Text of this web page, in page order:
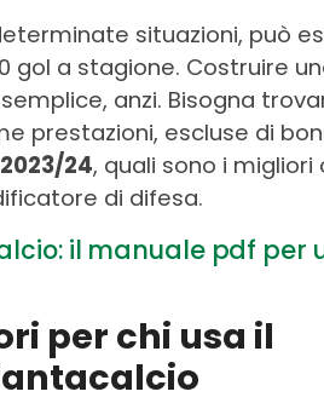
situazioni, può
gol a stagione. Costruire
anzi. Bisogna
prestazioni, escluse di
24, quali sono i
di difesa.
il manuale pdf per
per chi usa il